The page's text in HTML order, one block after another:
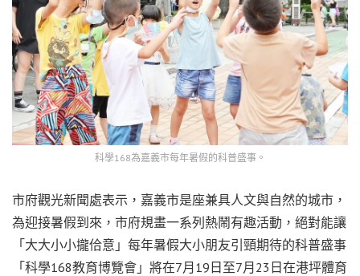
科學168為嘉義市每年暑假的科普盛事。
市府觀光新聞處表示，嘉義市是座兼具人文與自然的城市，
為迎接暑假到來，市府規畫一系列熱鬧有趣活動，絕對能讓
「大大小小攏佮意」每年暑假大小朋友引頸期待的科普盛事
「科學168教育博覽會」將在7月19日至7月23日在港坪體育